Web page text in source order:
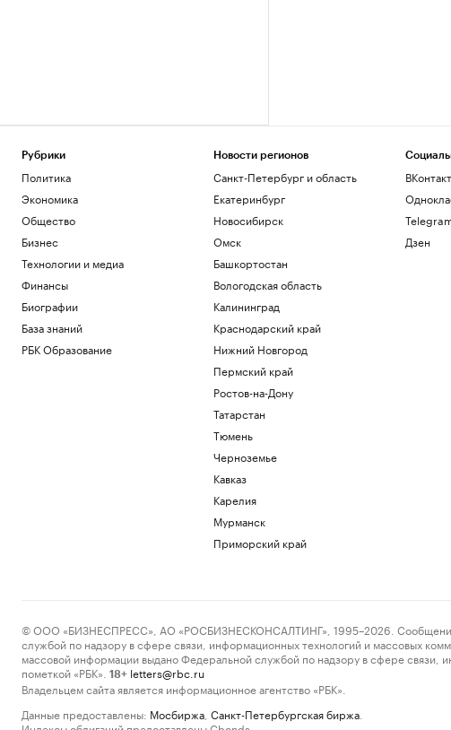
Рубрики
Политика
Экономика
Общество
Бизнес
Технологии и медиа
Финансы
Биографии
База знаний
РБК Образование
Новости регионов
Санкт-Петербург и область
Екатеринбург
Новосибирск
Омск
Башкортостан
Вологодская область
Калининград
Краснодарский край
Нижний Новгород
Пермский край
Ростов-на-Дону
Татарстан
Тюмень
Черноземье
Кавказ
Карелия
Мурманск
Приморский край
Дзен
© ООО «БИЗНЕСПРЕСС», АО «РОСБИЗНЕСКОНСАЛТИНГ», 1995–2026. Сообщения и
службой по надзору в сфере связи, информационных технологий и массовых
массовой информации выдано Федеральной службой по надзору в сфере
пометкой «РБК».
18+ letters@rbc.ru
Владельцем сайта является информационное агентство «РБК».
Данные предоставлены: Мосбиржа Санкт-Петербургская биржа